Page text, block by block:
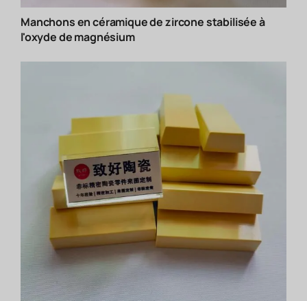
Manchons en céramique de zircone stabilisée à
l'oxyde de magnésium